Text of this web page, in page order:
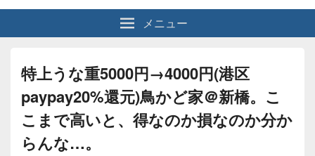
メニュー
特上うな重5000円→4000円(港区
paypay20%還元)鳥かど家＠新橋。こ
こまで高いと、得なのか損なのか分か
らんな…。